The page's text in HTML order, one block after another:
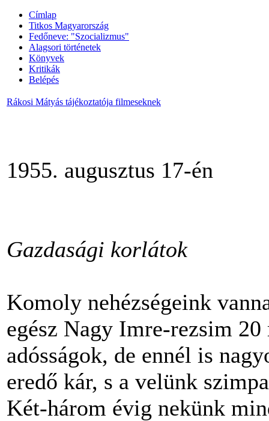
Címlap
Titkos Magyarország
Fedőneve: "Szocializmus"
Alagsori történetek
Könyvek
Kritikák
Belépés
Rákosi Mátyás tájékoztatója filmeseknek
1955. augusztus 17-én
Gazdasági korlátok
Komoly nehézségeink
egész Nagy Imre-rezsim
adósságok, de ennél is
eredő kár, s a velünk
Két-három évig nekünk